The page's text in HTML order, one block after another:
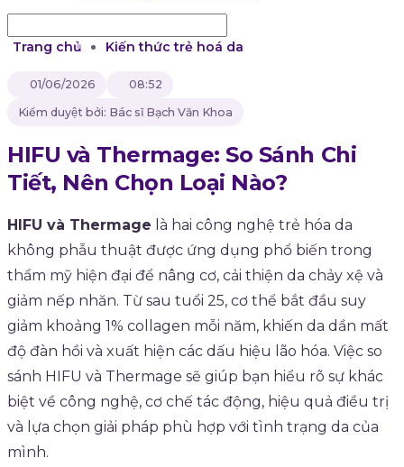
Trang chủ Kiến thức trẻ hoá da
01/06/2026 08:52
Kiểm duyệt bởi: Bác sĩ Bạch Văn Khoa
HIFU và Thermage: So Sánh Chi
Tiết, Nên Chọn Loại Nào?
HIFU và Thermage là hai công nghệ trẻ hóa da
không phẫu thuật được ứng dụng phổ biến trong
thẩm mỹ hiện đại để nâng cơ, cải thiện da chảy xệ và
giảm nếp nhăn. Từ sau tuổi 25, cơ thể bắt đầu suy
giảm khoảng 1% collagen mỗi năm, khiến da dần mất
độ đàn hồi và xuất hiện các dấu hiệu lão hóa. Việc so
sánh HIFU và Thermage sẽ giúp bạn hiểu rõ sự khác
biệt về công nghệ, cơ chế tác động, hiệu quả điều trị
và lựa chọn giải pháp phù hợp với tình trạng da của
mình.